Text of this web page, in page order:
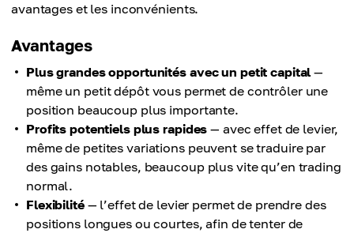
avantages et les inconvénients.
Avantages
Plus grandes opportunités avec un petit capital —
même un petit dépôt vous permet de contrôler une
position beaucoup plus importante.
Profits potentiels plus rapides — avec effet de levier,
même de petites variations peuvent se traduire par
des gains notables, beaucoup plus vite qu’en trading
normal.
Flexibilité— l’effet de levier permet de prendre des
positions longues ou courtes, afin de tenter de